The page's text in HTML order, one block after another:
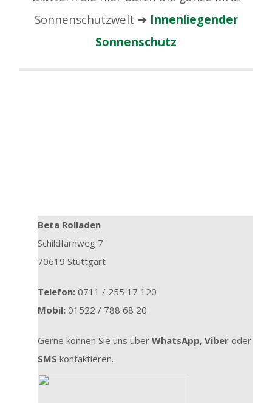
Sonnenschutzwelt ➔ Innenliegender
Sonnenschutz
Beta Rolladen
Schildfarnweg 7
70619 Stuttgart
Telefon: 0711 / 255 17 120
Mobil: 01522 / 788 68 20
Gerne können Sie uns über WhatsApp, Viber oder
SMS kontaktieren.